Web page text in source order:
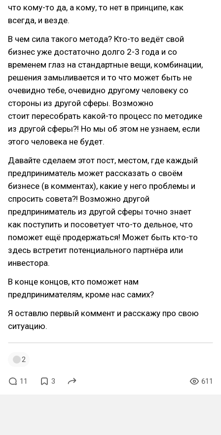
что кому-то да, а кому, то нет в принципе, как
всегда, и везде.
В чем сила такого метода? Кто-то ведёт свой
бизнес уже достаточно долго 2-3 года и со
временем глаз на стандартные вещи, комбинации,
решения замыливается и то что может быть не
очевидно тебе, очевидно другому человеку со
стороны из другой сферы. Возможно
стоит пересобрать какой-то процесс по методике
из другой сферы?! Но мы об этом не узнаем, если
этого человека не будет.
Давайте сделаем этот пост, местом, где каждый
предприниматель может рассказать о своём
бизнесе (в комментах), какие у него проблемы и
спросить совета?! Возможно другой
предприниматель из другой сферы точно знает
как поступить и посоветует что-то дельное, что
поможет ещё продержаться! Может быть кто-то
здесь встретит потенциального партнёра или
инвестора.
В конце концов, кто поможет нам
предпринимателям, кроме нас самих?
Я оставлю первый коммент и расскажу про свою
ситуацию.
2
11 3 611